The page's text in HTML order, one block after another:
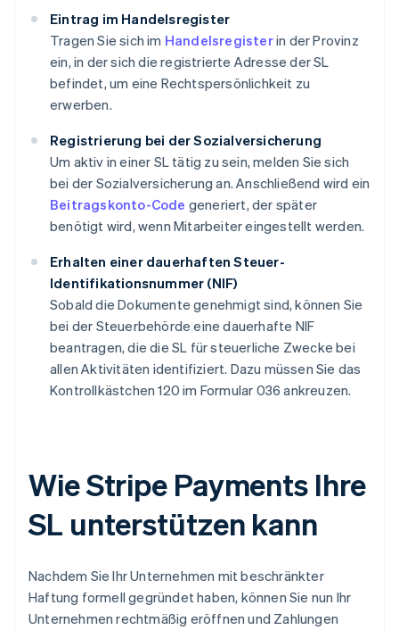
Eintrag im Handelsregister
Tragen Sie sich im Handelsregisterin der Provinz
ein, in der sich die registrierte Adresse der SL
befindet, um eine Rechtspersönlichkeit zu
erwerben.
Registrierung bei der Sozialversicherung
Um aktiv in einer SL tätig zu sein, melden Sie sich
bei der Sozialversicherung an. Anschließend wird ein
Beitragskonto-Code generiert, der später
benötigt wird, wenn Mitarbeiter eingestellt werden.
Erhalten einer dauerhaften Steuer-
Identifikationsnummer (NIF)
Sobald die Dokumente genehmigt sind, können Sie
bei der Steuerbehörde eine dauerhafte NIF
beantragen, die die SL für steuerliche Zwecke bei
allen Aktivitäten identifiziert. Dazu müssen Sie das
Kontrollkästchen 120 im Formular 036 ankreuzen.
Wie Stripe Payments Ihre
SL unterstützen kann
Nachdem Sie Ihr Unternehmen mit beschränkter
Haftung formell gegründet haben, können Sie nun Ihr
Unternehmen rechtmäßig eröffnen und Zahlungen